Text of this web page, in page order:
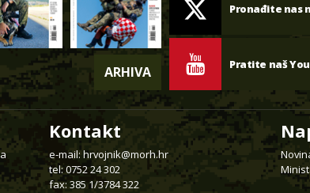
ARHIVA
Pronađite nas
Pratite naš
Kontakt
e-mail: hrvojnik@morh.hr
tel: 0752 24 302
fax: 385 1/3784 322